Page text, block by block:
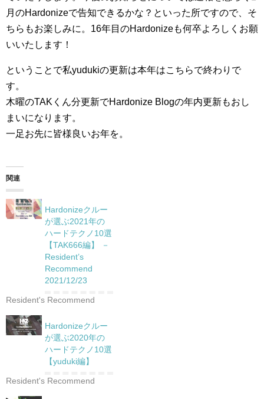
月のHardonizeで告知できるかな？といった所ですので、そ
ちらもお楽しみに。16年目のHardonizeも何卒よろしくお願
いいたします！
ということで私yudukiの更新は本年はこちらで終わりで
す。
木曜のTAKくん分更新でHardonize Blogの年内更新もおし
まいになります。
一足お先に皆様良いお年を。
関連
Hardonizeクルー
が選ぶ2021年の
ハードテクノ10選
【TAK666編】 －
Resident’s
Recommend
2021/12/23
Resident's Recommend
Hardonizeクルー
が選ぶ2020年の
ハードテクノ10選
【yuduki編】
Resident's Recommend